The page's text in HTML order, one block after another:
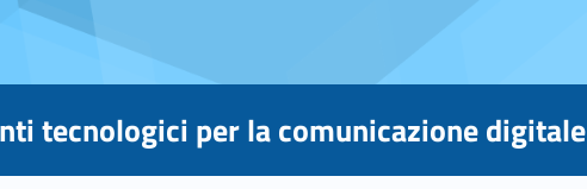
tecnologici per la comunicazione digitale